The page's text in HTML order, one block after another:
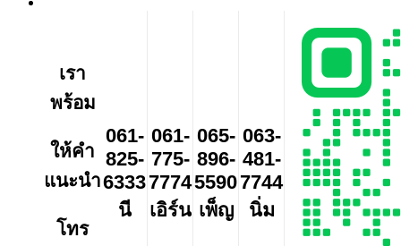
เรา
พร้อม
ให้คำ
แนะนำ
โทร
061-
825-
6333
นี
061-
775-
7774
เอิร์น
065-
896-
5590
เพ็ญ
063-
481-
7744
นิ่ม